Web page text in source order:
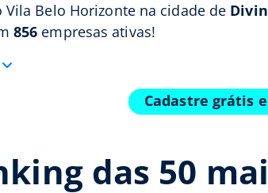
Vila Belo Horizonte na cidade de
856 empresas ativas!
Cadastre grátis
das 50